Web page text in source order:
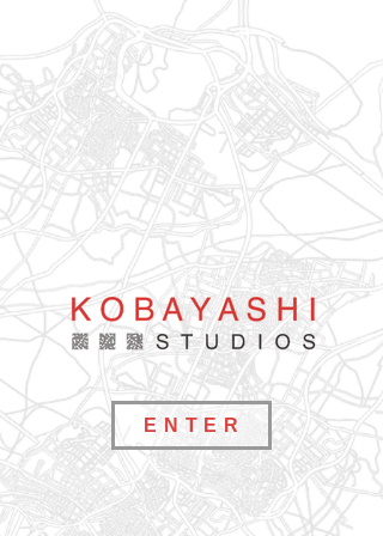
E N T E R